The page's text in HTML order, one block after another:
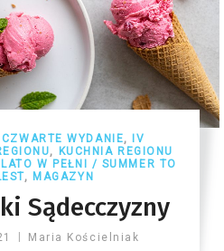
CZWARTE WYDANIE, IV
, KUCHNIA REGIONU
LATO W PEŁNI / SUMMER TO
, MAGAZYN
Sądecczyzny
Maria Kościelniak